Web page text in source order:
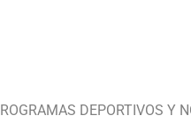
DEPORTIVOS Y